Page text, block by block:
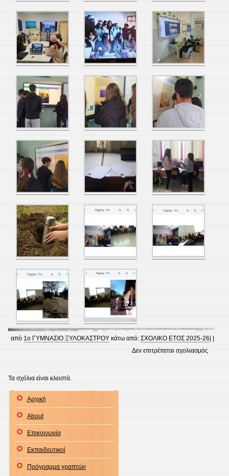
από 1ο ΓΥΜΝΑΣΙΟ ΞΥΛΟΚΑΣΤΡΟΥ κάτω από:ΣΧΟΛΙΚΟ ΕΤΟΣ 2025-26
Δεν επιτρέπεται σχολιασμός
Τα σχόλια είναι κλειστά.
Αρχική
About
Επικοινωνία
Εκπαιδευτικοί
Πρόγραμμα γραπτών